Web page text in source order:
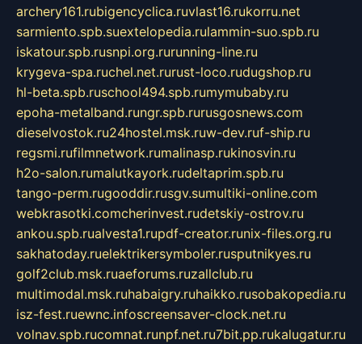
archery161.rubigencyclica.ruvlast16.rukorru.net
sarmiento.spb.suextelopedia.rulammin-suo.spb.ru
iskatour.spb.rusnpi.org.rurunning-line.ru
krygeva-spa.ruchel.net.rurust-loco.rudugshop.ru
hl-beta.spb.ruschool494.spb.rumymubaby.ru
epoha-metalband.rungr.spb.rurusgosnews.com
dieselvostok.ru24hostel.msk.ruw-dev.ruf-ship.ru
regsmi.rufilmnetwork.rumalinasp.rukinosvin.ru
h2o-salon.rumalutkayork.rudeltaprim.spb.ru
tango-perm.rugooddir.rusgv.sumultiki-online.com
webkrasotki.comcherinvest.rudetskiy-ostrov.ru
ankou.spb.rualvesta1.rupdf-creator.runix-files.org.ru
sakhatoday.ruelektrikersymboler.rusputnikyes.ru
golf2club.msk.ruaeforums.ruzallclub.ru
multimodal.msk.ruhabaigry.ruhaikko.rusobakopedia.ru
isz-fest.ruewnc.infoscreensaver-clock.net.ru
volnav.spb.rucomnat.runpf.net.ru7bit.pp.rukalugatur.ru